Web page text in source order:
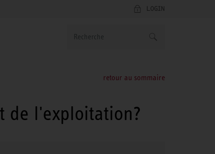
LOGIN
retour au sommaire
de l'exploitation?